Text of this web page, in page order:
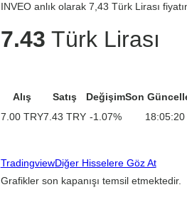
INVEO anlık olarak 7,43 Türk Lirası
7.43 Türk Lirası
Alış
7.00 TRY
Satış
7.43 TRY
Değişim
-1.07%
Son
18:05:20
TradingviewDiğer Hisselere Göz At
Grafikler son kapanışı temsil etmektedir.